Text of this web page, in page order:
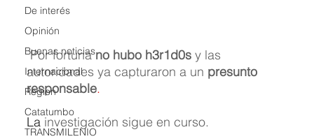
De interés
Opinión
Buenas noticias
Internacional
Region
Catatumbo
TRANSMILENIO
Por fortuna no hubo h3r1d0s y las
autoridades ya capturaron a un presunto
responsable.
La investigación sigue en curso.